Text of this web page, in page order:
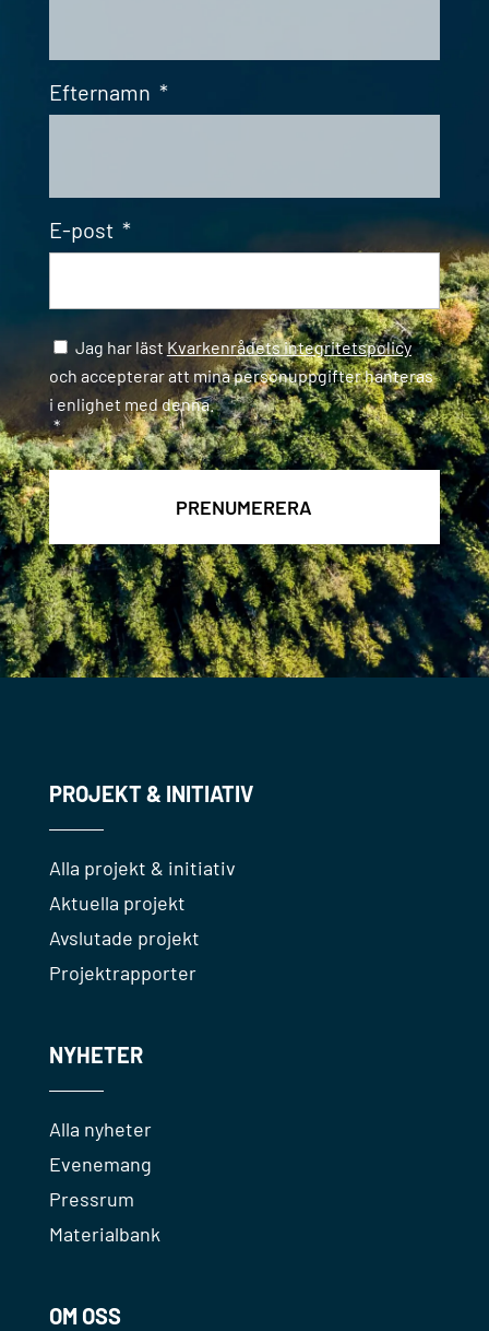
Efternamn *
E-post *
Samtycke *
Jag har läst Kvarkenrådets integritetspolicy
och accepterar att mina personuppgifter hanteras
i enlighet med denna.
*
PROJEKT & INITIATIV
Alla projekt & initiativ
Aktuella projekt
Avslutade projekt
Projektrapporter
NYHETER
Alla nyheter
Evenemang
Pressrum
Materialbank
OM OSS